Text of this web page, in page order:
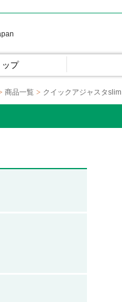
ップ
商品一覧 クイックアジャスタslim